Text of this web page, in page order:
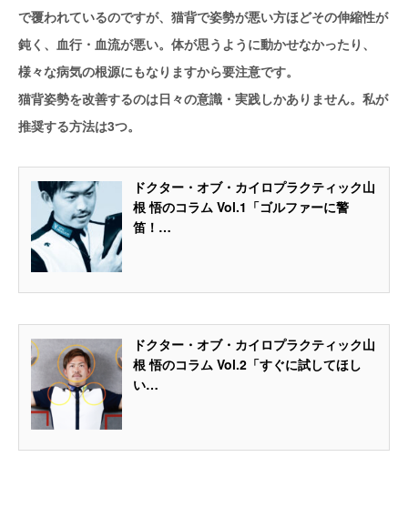
で覆われているのですが、猫背で姿勢が悪い方ほどその伸縮性が
鈍く、血行・血流が悪い。体が思うように動かせなかったり、
様々な病気の根源にもなりますから要注意です。
猫背姿勢を改善するのは日々の意識・実践しかありません。私が
推奨する方法は3つ。
ドクター・オブ・カイロプラクティック山
根 悟のコラム Vol.1「ゴルファーに警
笛！…
ドクター・オブ・カイロプラクティック山
根 悟のコラム Vol.2「すぐに試してほし
い…